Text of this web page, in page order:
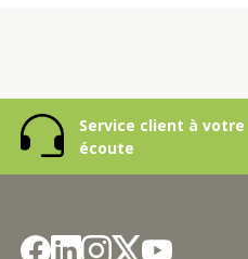
Service client à votre
écoute